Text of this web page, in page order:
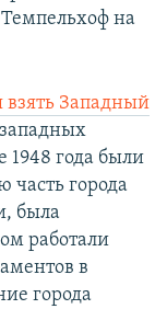
на
взять Западный
1948 года были
часть города
была
работали
в
города